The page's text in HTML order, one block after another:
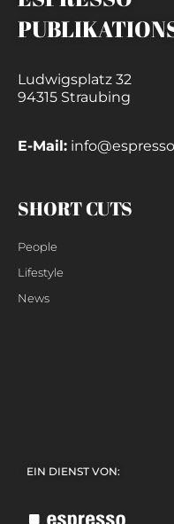
Ludwigsplatz 32
94315 Straubing
E-Mail:
SHORT CUTS
People
Lifestyle
News
EIN DIENST VON: